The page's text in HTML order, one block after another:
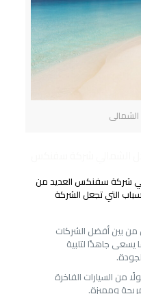
شركة سفنكس العديد من
التي تجعل الشركة
بين أفضل الشركات
جاهدًا لتلبية
من السيارات الفاخرة
ومميزة.